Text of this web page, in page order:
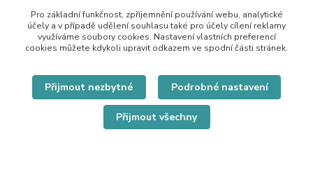
Pro základní funkčnost, zpříjemnění používání webu, analytické
účely a v případě udělení souhlasu také pro účely cílení reklamy
využíváme soubory cookies. Nastavení vlastních preferencí
cookies můžete kdykoli upravit odkazem ve spodní části stránek.
Přijmout nezbytné Podrobné nastavení
Přijmout všechny